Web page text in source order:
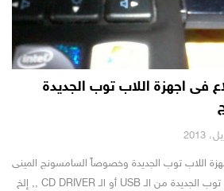
فى اجهزة اللاب توب الجديدة
اللاب توب الجديدة وخصوصاً السامسونج المينى
مشكلة عدم إقلاع اجهزة اللاب توب الجديدة من الـ USB أو الـ CD DRIVER ,, إلخ